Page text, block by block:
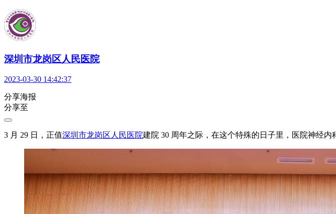
深圳市龙岗区人民医院
2023-03-30 14:42:37
分享海报
分享至
3 月 29 日，正值深圳市龙岗区人民医院建院 30 周年之际，在这个特殊的日子里，医院神经